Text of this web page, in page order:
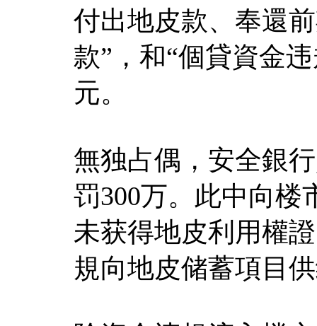
付出地皮款、奉還
款”，和“個貸資金
元。
無独占偶，安全銀
罚300万。此中向楼
未获得地皮利用權
規向地皮储蓄項目